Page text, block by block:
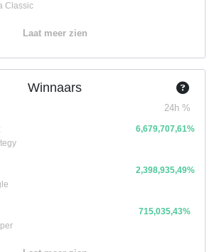
Classic
Laat meer zien
Winnaars
24h %
6,679,707,61%
2,398,935,49%
715,035,43%